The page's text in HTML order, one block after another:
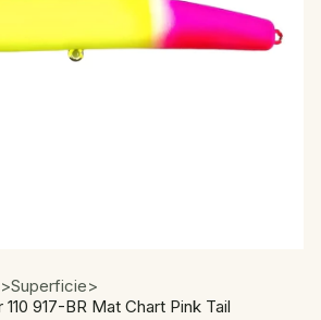
>Superficie>
917-BR Mat Chart Pink Tail